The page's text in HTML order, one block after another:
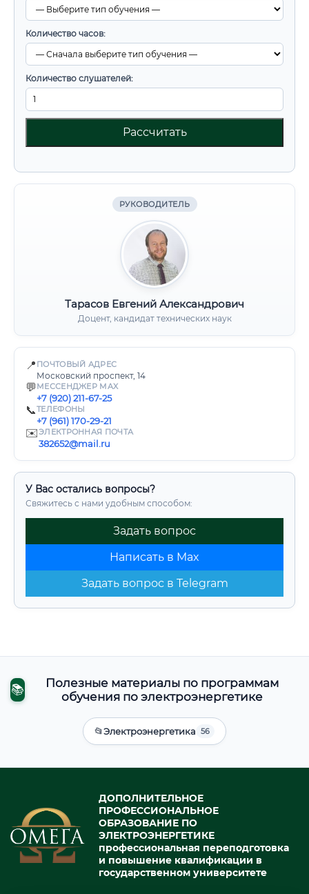
Количество часов:
Количество слушателей:
Рассчитать
РУКОВОДИТЕЛЬ
Тарасов Евгений Александрович
Доцент, кандидат технических наук
📍 ПОЧТОВЫЙ АДРЕС
Московский проспект, 14
💬 МЕССЕНДЖЕР MAX
+7 (920) 211-67-25
📞ТЕЛЕФОНЫ
+7 (961) 170-29-21
✉️ЭЛЕКТРОННАЯ ПОЧТА
382652@mail.ru
У Вас остались вопросы?
Свяжитесь с нами удобным способом:
Задать вопрос
Написать в Max
Задать вопрос в Telegram
📚
Полезные материалы по программам
обучения по электроэнергетике
📂Электроэнергетика 56
ДОПОЛНИТЕЛЬНОЕ
ПРОФЕССИОНАЛЬНОЕ
ОБРАЗОВАНИЕ ПО
ЭЛЕКТРОЭНЕРГЕТИКЕ
профессиональная переподготовка
и повышение квалификации в
государственном университете